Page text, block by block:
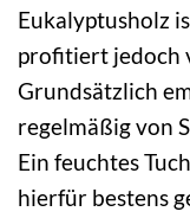
Eukalyptusholz
profitiert jedoch
Grundsätzlich
regelmäßig von
Ein feuchtes
hierfür bestens